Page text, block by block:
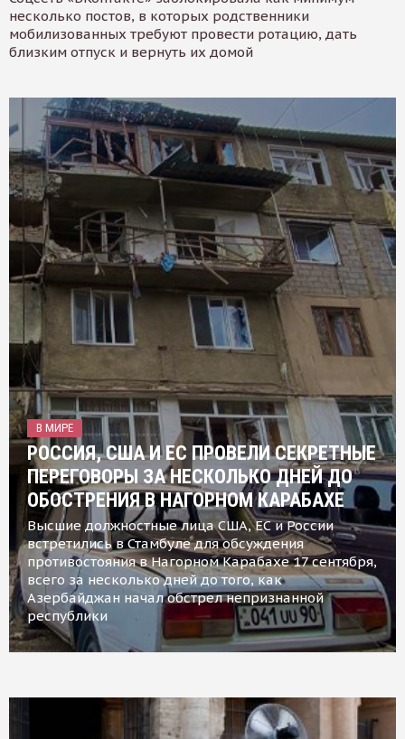
несколько постов, в которых родственники
мобилизованных требуют провести ротацию, дать
близким отпуск и вернуть их домой
В МИРЕ
РОССИЯ, США И ЕС ПРОВЕЛИ СЕКРЕТНЫЕ
ПЕРЕГОВОРЫ ЗА НЕСКОЛЬКО ДНЕЙ ДО
ОБОСТРЕНИЯ В НАГОРНОМ КАРАБАХЕ
Высшие должностные лица США, ЕС и России
встретились в Стамбуле для обсуждения
противостояния в Нагорном Карабахе 17 сентября,
всего за несколько дней до того, как
Азербайджан начал обстрел непризнанной
республики